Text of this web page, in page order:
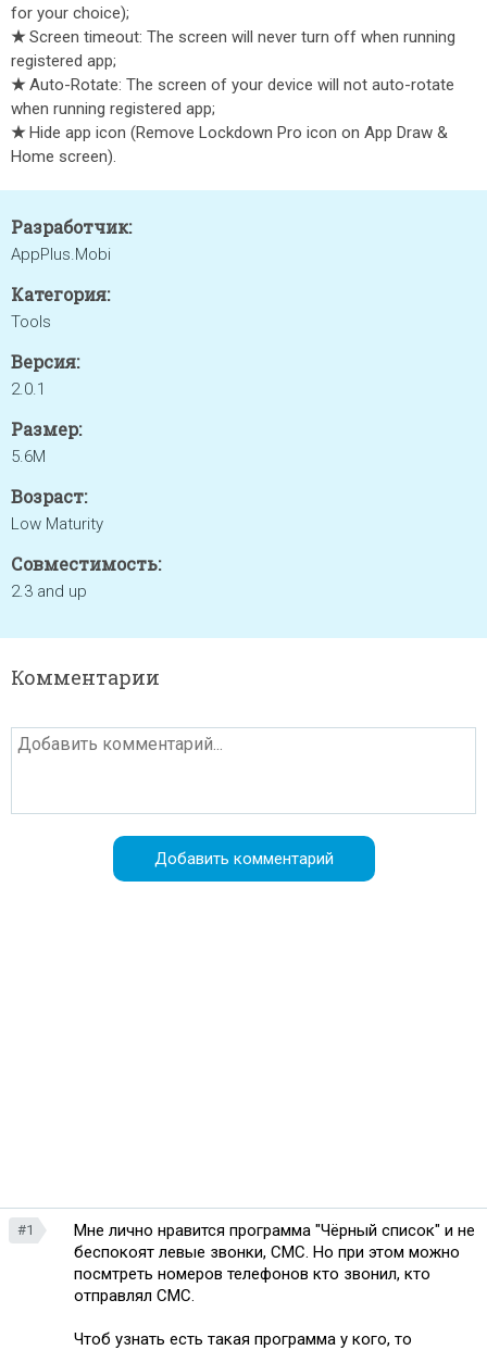
for your choice);
★Screen timeout: The screen will never turn off when running
registered app;
★Auto-Rotate: The screen of your device will not auto-rotate
when running registered app;
★Hide app icon (Remove Lockdown Pro icon on App Draw &
Home screen).
Разработчик:
AppPlus.Mobi
Категория:
Tools
Версия:
2.0.1
Размер:
5.6M
Возраст:
Low Maturity
Совместимость:
2.3 and up
Комментарии
#1
Мне лично нравится программа "Чёрный список" и не
беспокоят левые звонки, СМС. Но при этом можно
посмтреть номеров телефонов кто звонил, кто
отправлял СМС.
Чтоб узнать есть такая программа у кого, то